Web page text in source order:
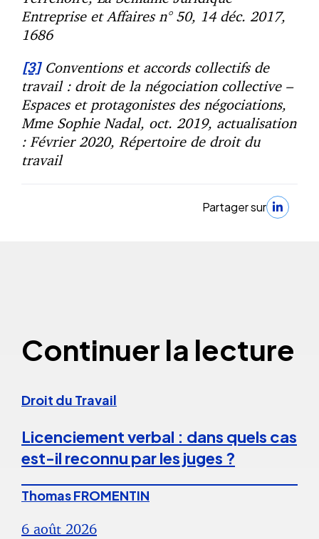
Entreprise et Affaires n° 50, 14 déc. 2017,
1686
[3]Conventions et accords collectifs de
travail : droit de la négociation collective –
Espaces et protagonistes des négociations,
Mme Sophie Nadal, oct. 2019, actualisation
: Février 2020, Répertoire de droit du
travail
Partager sur
Continuer la lecture
Droit du Travail
Licenciement verbal : dans quels cas
est-il reconnu par les juges ?
Thomas FROMENTIN
6 août 2026